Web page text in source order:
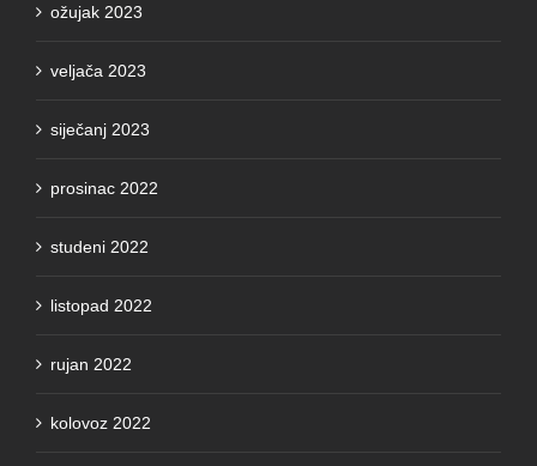
ožujak 2023
veljača 2023
siječanj 2023
prosinac 2022
studeni 2022
listopad 2022
rujan 2022
kolovoz 2022